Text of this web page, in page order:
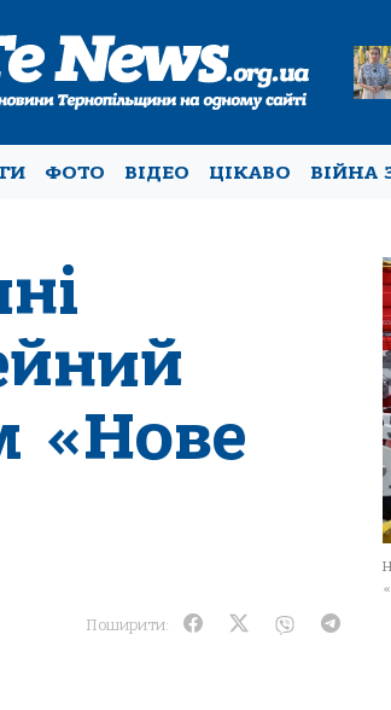
ФОТО ВІДЕО ЦІКАВО ВІЙНА
«Нове
Поширити: